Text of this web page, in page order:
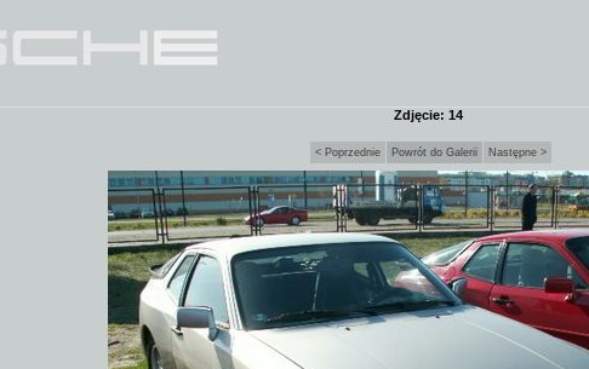
Zdjęcie: 14
< Poprzednie Powrót do Galerii Następne >